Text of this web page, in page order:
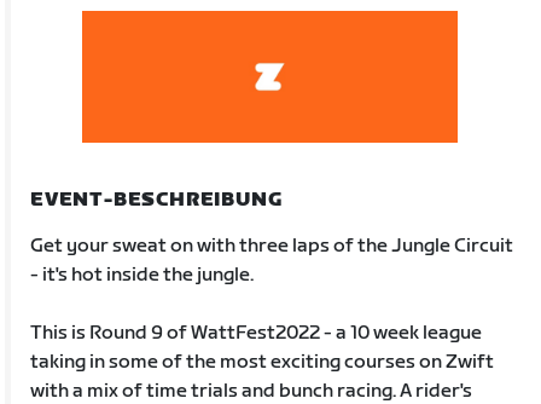
EVENT-BESCHREIBUNG
Get your sweat on with three laps of the Jungle Circuit
- it's hot inside the jungle.
This is Round 9 of WattFest2022 - a 10 week league
taking in some of the most exciting courses on Zwift
with a mix of time trials and bunch racing. A rider's